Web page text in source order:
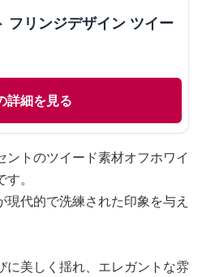
フリンジデザイン ツイー
詳細を見る
ントのツイード素材オフホワイ
。
代的で洗練された印象を与え
に美しく揺れ、エレガントな雰